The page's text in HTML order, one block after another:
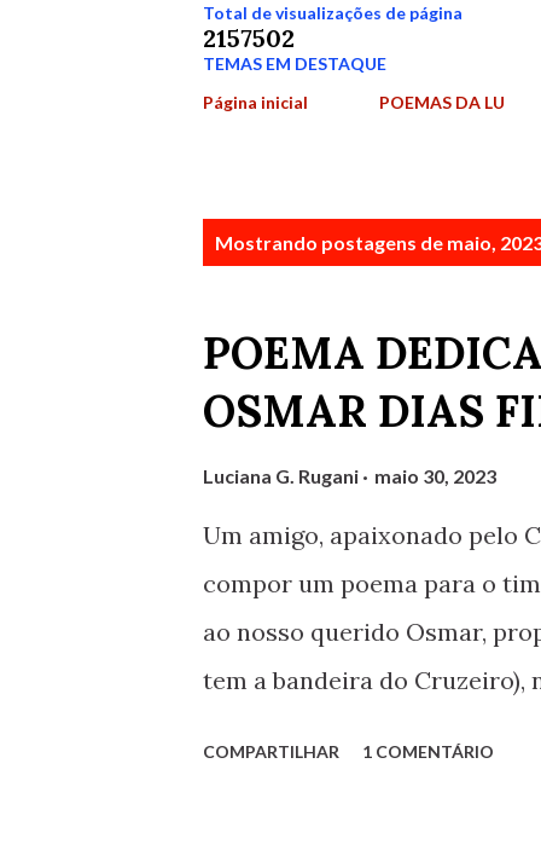
Total de visualizações de página
2157502
TEMAS EM DESTAQUE
Página inicial
POEMAS DA LU
Mostrando postagens de maio,
POEMA
OSMAR DIAS
Luciana G. Rugani maio 30, 2023
Um amigo, apaixonado pelo
compor um poema para o
ao nosso querido Osmar,
tem a bandeira do Cruzeiro),
COMPARTILHAR 1 COMENTÁRIO